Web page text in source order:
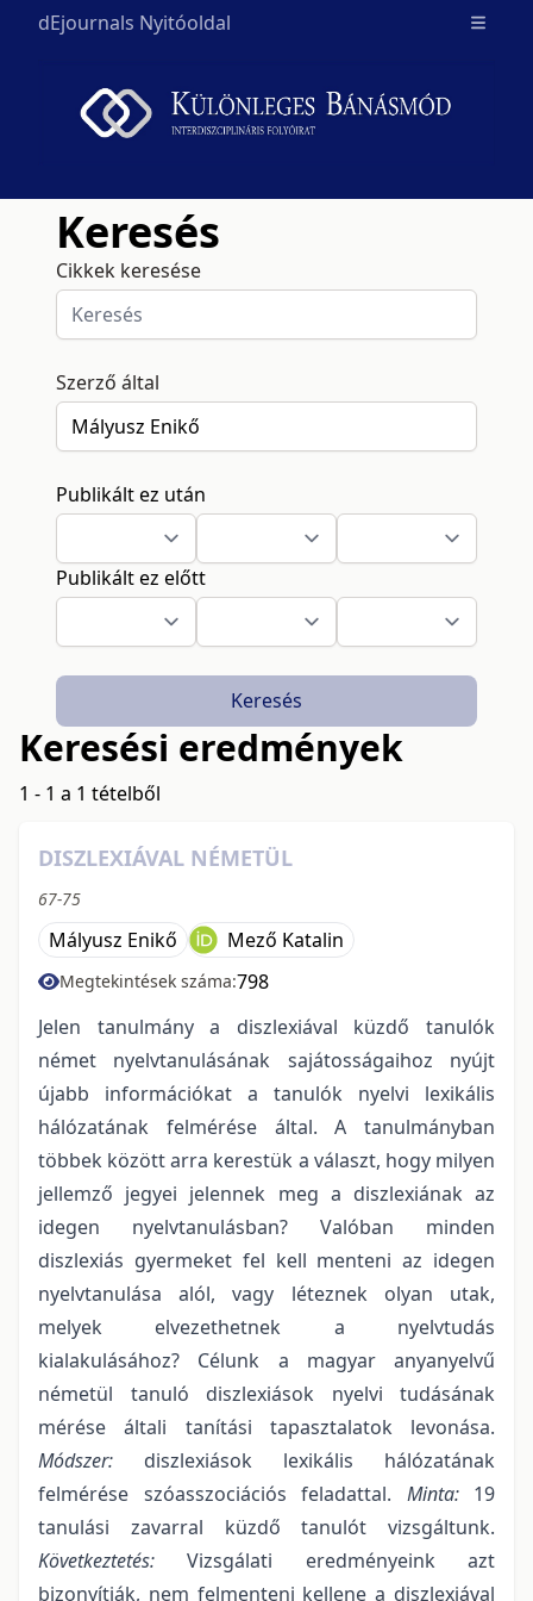
dEjournals Nyitóoldal Open
Keresés
Cikkek keresése
Szerző által
Publikált ez után
Publikált ez előtt
Keresés
Keresési eredmények
1 - 1 a 1 tételből
DISZLEXIÁVAL NÉMETÜL
67-75
Mályusz Enikő Mező Katalin
Megtekintések száma:798
Jelen tanulmány a diszlexiával küzdő tanulók
német nyelvtanulásának sajátosságaihoz nyújt
újabb információkat a tanulók nyelvi lexikális
hálózatának felmérése által. A tanulmányban
többek között arra kerestük a választ, hogy milyen
jellemző jegyei jelennek meg a diszlexiának az
idegen nyelvtanulásban? Valóban minden
diszlexiás gyermeket fel kell menteni az idegen
nyelvtanulása alól, vagy léteznek olyan utak,
melyek elvezethetnek a nyelvtudás
kialakulásához? Célunk a magyar anyanyelvű
németül tanuló diszlexiások nyelvi tudásának
mérése általi tanítási tapasztalatok levonása.
Módszer: diszlexiások lexikális hálózatának
felmérése szóasszociációs feladattal. Minta: 19
tanulási zavarral küzdő tanulót vizsgáltunk.
Következtetés: Vizsgálati eredményeink azt
bizonyítják, nem felmenteni kellene a diszlexiával